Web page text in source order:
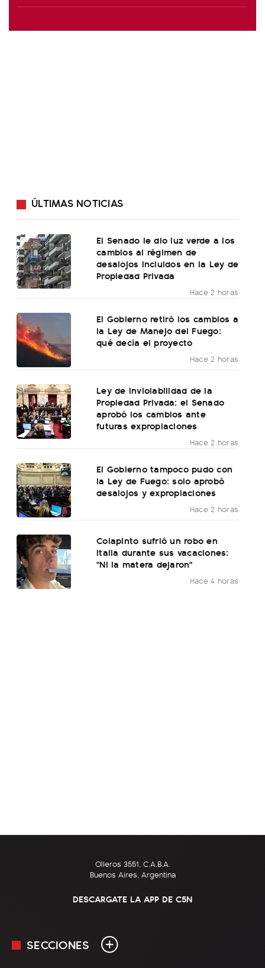
ÚLTIMAS NOTICIAS
El Senado le dio luz verde a los
cambios al régimen de
desalojos incluidos en la Ley de
Propiedad Privada
Hace 2 horas
El Gobierno retiró los cambios a
la Ley de Manejo del Fuego:
qué decía el proyecto
Hace 2 horas
Ley de Inviolabilidad de la
Propiedad Privada: el Senado
aprobó los cambios ante
futuras expropiaciones
Hace 2 horas
El Gobierno tampoco pudo con
la Ley de Fuego: solo aprobó
desalojos y expropiaciones
Hace 2 horas
Colapinto sufrió un robo en
Italia durante sus vacaciones:
"Ni la matera dejaron"
Hace 4 horas
Olleros 3551, C.A.B.A.
Buenos Aires, Argentina
DESCARGATE LA APP DE C5N
SECCIONES